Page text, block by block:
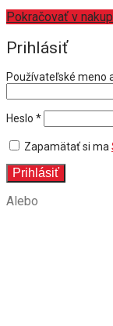
Pokračovať v
Prihlásiť
Používateľské meno
Heslo *Povinné
Zapamätať si ma
Prihlásiť
Alebo